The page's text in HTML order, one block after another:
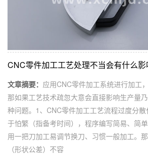
CNC零件加工工艺处理不当会有什么影
文章摘要： 应用CNC零件加工系统进行加工
那如果工艺技术疏忽大意会直接影响生产量
种问题。1、CNC零件加工工艺流程过度分
于怕繁（指备考时间），程序编写简易、简
用一把刀加工易调节换刀、习惯一般加工。
（形状公差）不容